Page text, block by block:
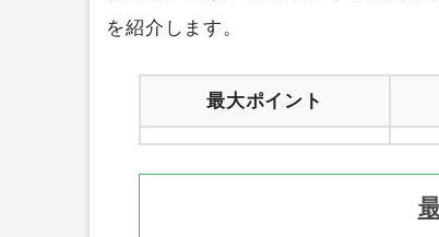
オルポノ ボタニカルハンドジェ
オルポノ ボタニカルハンドジェル
の
を紹介します。